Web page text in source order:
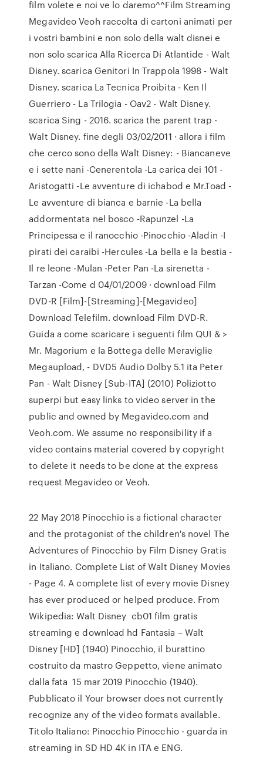
film volete e noi ve lo daremo^^Film Streaming
Megavideo Veoh raccolta di cartoni animati per
i vostri bambini e non solo della walt disnei e
non solo scarica Alla Ricerca Di Atlantide - Walt
Disney. scarica Genitori In Trappola 1998 - Walt
Disney. scarica La Tecnica Proibita - Ken Il
Guerriero - La Trilogia - Oav2 - Walt Disney.
scarica Sing - 2016. scarica the parent trap -
Walt Disney. fine degli 03/02/2011 · allora i film
che cerco sono della Walt Disney: - Biancaneve
e i sette nani -Cenerentola -La carica dei 101 -
Aristogatti -Le avventure di ichabod e Mr.Toad -
Le avventure di bianca e barnie -La bella
addormentata nel bosco -Rapunzel -La
Principessa e il ranocchio -Pinocchio -Aladin -I
pirati dei caraibi -Hercules -La bella e la bestia -
Il re leone -Mulan -Peter Pan -La sirenetta -
Tarzan -Come d 04/01/2009 · download Film
DVD-R [Film]-[Streaming]-[Megavideo]
Download Telefilm. download Film DVD-R.
Guida a come scaricare i seguenti film QUI & >
Mr. Magorium e la Bottega delle Meraviglie
Megaupload, - DVD5 Audio Dolby 5.1 ita Peter
Pan - Walt Disney [Sub-ITA] (2010) Poliziotto
superpi but easy links to video server in the
public and owned by Megavideo.com and
Veoh.com. We assume no responsibility if a
video contains material covered by copyright
to delete it needs to be done at the express
request Megavideo or Veoh.
22 May 2018 Pinocchio is a fictional character
and the protagonist of the children's novel The
Adventures of Pinocchio by Film Disney Gratis
in Italiano. Complete List of Walt Disney Movies
- Page 4. A complete list of every movie Disney
has ever produced or helped produce. From
Wikipedia: Walt Disney cb01 film gratis
streaming e download hd Fantasia – Walt
Disney [HD] (1940) Pinocchio, il burattino
costruito da mastro Geppetto, viene animato
dalla fata 15 mar 2019 Pinocchio (1940).
Pubblicato il Your browser does not currently
recognize any of the video formats available.
Titolo Italiano: Pinocchio Pinocchio - guarda in
streaming in SD HD 4K in ITA e ENG.